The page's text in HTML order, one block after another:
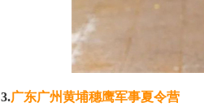
3.广东广州黄埔穗鹰军事夏令营